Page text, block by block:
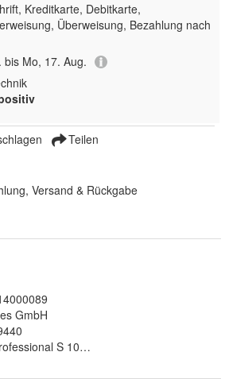
Kreditkarte, Debitkarte,
Überweisung, Bezahlung nach
bis Mo, 17. Aug.
Teilen
Versand & Rückgabe
GmbH
S 100W-R Solarium UV Röhren